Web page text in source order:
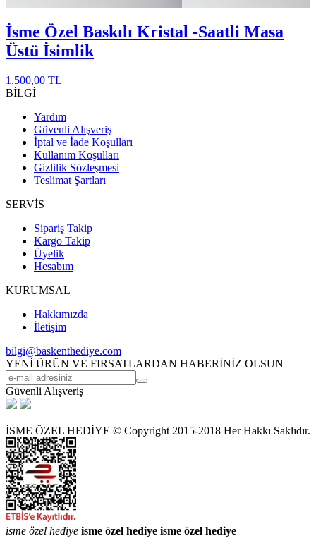
İsme Özel Baskılı Kristal -Saatli Masa
Üstü İsimlik
1.500,00 TL
BİLGİ
Yardım
Güvenli Alışveriş
İptal ve İade Koşulları
Kullanım Koşulları
Gizlilik Sözleşmesi
Teslimat Şartları
SERVİS
Sipariş Takip
Kargo Takip
Üyelik
Hesabım
KURUMSAL
Hakkımızda
İletişim
bilgi@baskenthediye.com
YENİ ÜRÜN VE FIRSATLARDAN HABERİNİZ OLSUN
Güvenli Alışveriş
İSME ÖZEL HEDİYE © Copyright 2015-2018 Her Hakkı Saklıdır.
isme özel hediye isme özel hediye isme özel hediye